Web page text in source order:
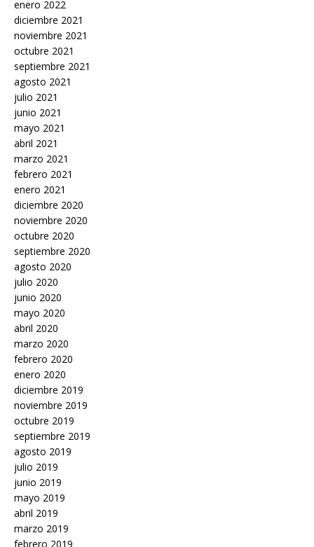
enero 2022
diciembre 2021
noviembre 2021
octubre 2021
septiembre 2021
agosto 2021
julio 2021
junio 2021
mayo 2021
abril 2021
marzo 2021
febrero 2021
enero 2021
diciembre 2020
noviembre 2020
octubre 2020
septiembre 2020
agosto 2020
julio 2020
junio 2020
mayo 2020
abril 2020
marzo 2020
febrero 2020
enero 2020
diciembre 2019
noviembre 2019
octubre 2019
septiembre 2019
agosto 2019
julio 2019
junio 2019
mayo 2019
abril 2019
marzo 2019
febrero 2019